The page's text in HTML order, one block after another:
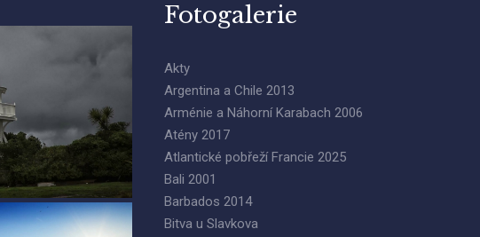
Fotogalerie
Akty
Argentina a Chile 2013
Arménie a Náhorní Karabach 2006
Atény 2017
Atlantické pobřeží Francie 2025
Bali 2001
Barbados 2014
Bitva u Slavkova